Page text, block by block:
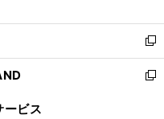
開
く
ウ
で
開
く
ン
ド
ウ
で
ウ
ィ
ン
ド
新
し
い
新
ービス